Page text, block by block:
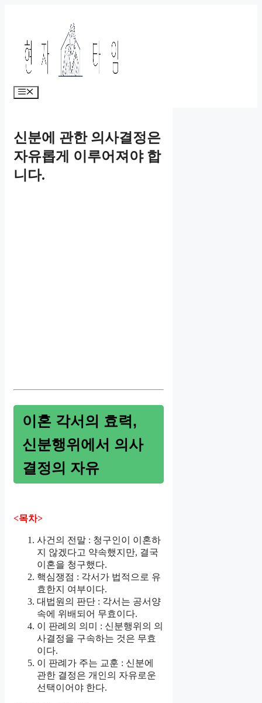
Menu
신분에 관한 의사결정은
자유롭게 이루어져야 합
니다.
이혼 각서의 효력,
신분행위에서 의사
결정의 자유
<목차>
사건의 전말 : 청구인이 이혼하
지 않겠다고 약속했지만, 결국
이혼을 청구했다.
핵심쟁점 : 각서가 법적으로 유
효한지 여부이다.
대법원의 판단 : 각서는 공서양
속에 위배되어 무효이다.
이 판례의 의미 : 신분행위의 의
사결정을 구속하는 것은 무효
이다.
이 판례가 주는 교훈 : 신분에
관한 결정은 개인의 자유로운
선택이어야 한다.